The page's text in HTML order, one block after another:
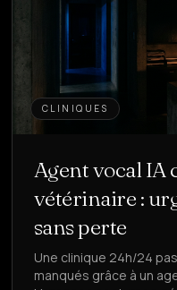
CLINIQUES
Agent vocal IA
vétérinaire :
sans perte
Une clinique 24h/24
manqués grâce à un